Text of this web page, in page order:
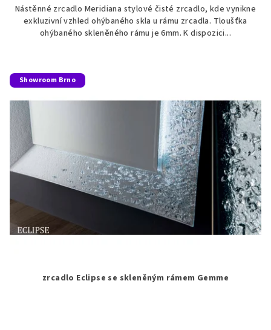
Nástěnné zrcadlo Meridiana stylové čisté zrcadlo, kde vynikne
exkluzivní vzhled ohýbaného skla u rámu zrcadla. Tloušťka
ohýbaného skleněného rámu je 6mm. K dispozici...
Showroom Brno
zrcadlo Eclipse se skleněným rámem Gemme